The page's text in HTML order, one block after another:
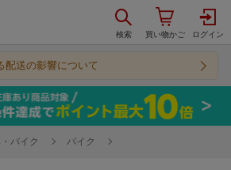
配送の影響について
バイク バイク